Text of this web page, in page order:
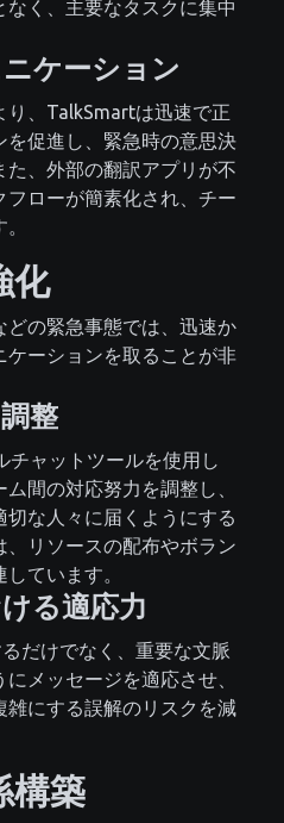
く、主要なタスクに集中
ケーション
り、TalkSmartは迅速で正
を促進し、緊急時の意思決
た、外部の翻訳アプリが不
ローが簡素化され、チー
化
どの緊急事態では、迅速か
ケーションを取ることが非
整
ャットツールを使用し
間の対応努力を調整し、
な人々に届くようにする
、リソースの配布やボラン
ています。
る適応力
だけでなく、重要な文脈
メッセージを適応させ、
雑にする誤解のリスクを減
構築